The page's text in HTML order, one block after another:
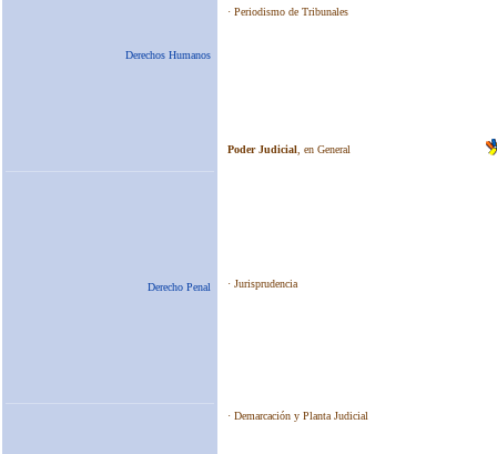
Derechos Humanos
Derecho Penal